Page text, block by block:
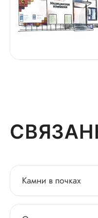
Камни в почках